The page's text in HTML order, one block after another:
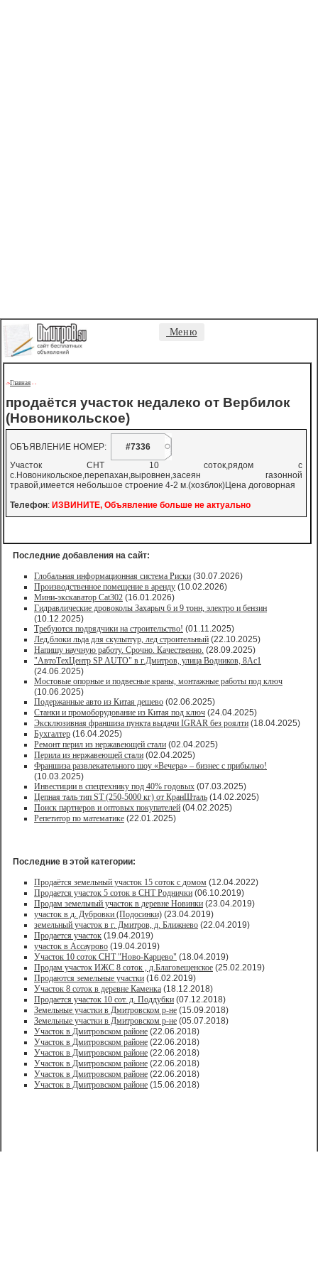
Меню
->Главная - -
продаётся участок недалеко от Вербилок
(Новоникольское)
ОБЪЯВЛЕНИЕ НОМЕР:
#7336
Участок СНТ 10 соток,рядом с
с.Новоникольское,перепахан,выровнен,засеян газонной
травой,имеется небольшое строение 4-2 м.(хозблок)Цена договорная
Телефон: ИЗВИНИТЕ, Объявление больше не актуально
Последние добавления на сайт:
Глобальная информационная система Риски (30.07.2026)
Производственное помещение в аренду (10.02.2026)
Мини-экскаватор Cat302 (16.01.2026)
Гидравлические дровоколы Захарыч 6 и 9 тонн, электро и бензин
(10.12.2025)
Требуются подрядчики на строительство! (01.11.2025)
Лед,блоки льда для скульптур, лед строительный (22.10.2025)
Напишу научную работу. Срочно. Качественно. (28.09.2025)
"АвтоТехЦентр SP AUTO" в г.Дмитров, улица Водников, 8Ас1
(24.06.2025)
Мостовые опорные и подвесные краны, монтажные работы под ключ
(10.06.2025)
Подержанные авто из Китая дешево (02.06.2025)
Станки и промоборудование из Китая под ключ (24.04.2025)
Эксклюзивная франшиза пункта выдачи IGRAR без роялти (18.04.2025)
Бухгалтер (16.04.2025)
Ремонт перил из нержавеющей стали (02.04.2025)
Перила из нержавеющей стали (02.04.2025)
Франшиза развлекательного шоу «Вечера» – бизнес с прибылью!
(10.03.2025)
Инвестиции в спецтехнику под 40% годовых (07.03.2025)
Цепная таль тип ST (250-5000 кг) от КранШталь (14.02.2025)
Поиск партнеров и оптовых покупателей (04.02.2025)
Репетитор по математике (22.01.2025)
Последние в этой категории:
Продаётся земельный участок 15 соток с домом (12.04.2022)
Продается участок 5 соток в СНТ Роднички (06.10.2019)
Продам земельный участок в деревне Новинки (23.04.2019)
участок в д. Дубровки (Подосинки) (23.04.2019)
земельный участок в г. Дмитров, д. Ближнево (22.04.2019)
Продается участок (19.04.2019)
участок в Ассаурово (19.04.2019)
Участок 10 соток СНТ "Ново-Карцево" (18.04.2019)
Продам участок ИЖС 8 соток , д.Благовещенское (25.02.2019)
Продаются земельные участки (16.02.2019)
Участок 8 соток в деревне Каменка (18.12.2018)
Продается участок 10 сот. д. Поддубки (07.12.2018)
Земельные участки в Дмитровском р-не (15.09.2018)
Земельные участки в Дмитровском р-не (05.07.2018)
Участок в Дмитровском районе (22.06.2018)
Участок в Дмитровском районе (22.06.2018)
Участок в Дмитровском районе (22.06.2018)
Участок в Дмитровском районе (22.06.2018)
Участок в Дмитровском районе (22.06.2018)
Участок в Дмитровском районе (15.06.2018)